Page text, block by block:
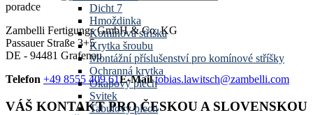
Dicht 7
Hmoždinka
Komínová stříška
Krytka šroubu
Montážní příslušenství pro komínové stříšky
Ochranná krytka
Okapový plech
Svitek
Tabulový plech
poradce
Zambelli Fertigungs GmbH & Co. KG
Passauer Straße 3+5
DE - 94481 Grafenau
Telefon +49 8555 409 61E-Mail tobias.lawitsch@zambelli.com
VÁŠ KONTAKT PRO ČESKOU A SLOVENSKOU